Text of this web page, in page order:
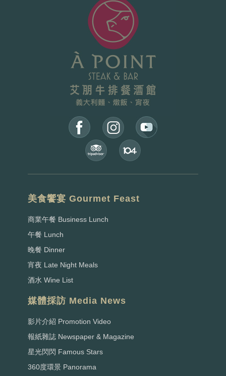
美食饗宴 Gourmet Feast
商業午餐 Business Lunch
午餐 Lunch
晚餐 Dinner
宵夜 Late Night Meals
酒水 Wine List
媒體採訪 Media News
影片介紹 Promotion Video
報紙雜誌 Newspaper & Magazine
星光閃閃 Famous Stars
360度環景 Panorama